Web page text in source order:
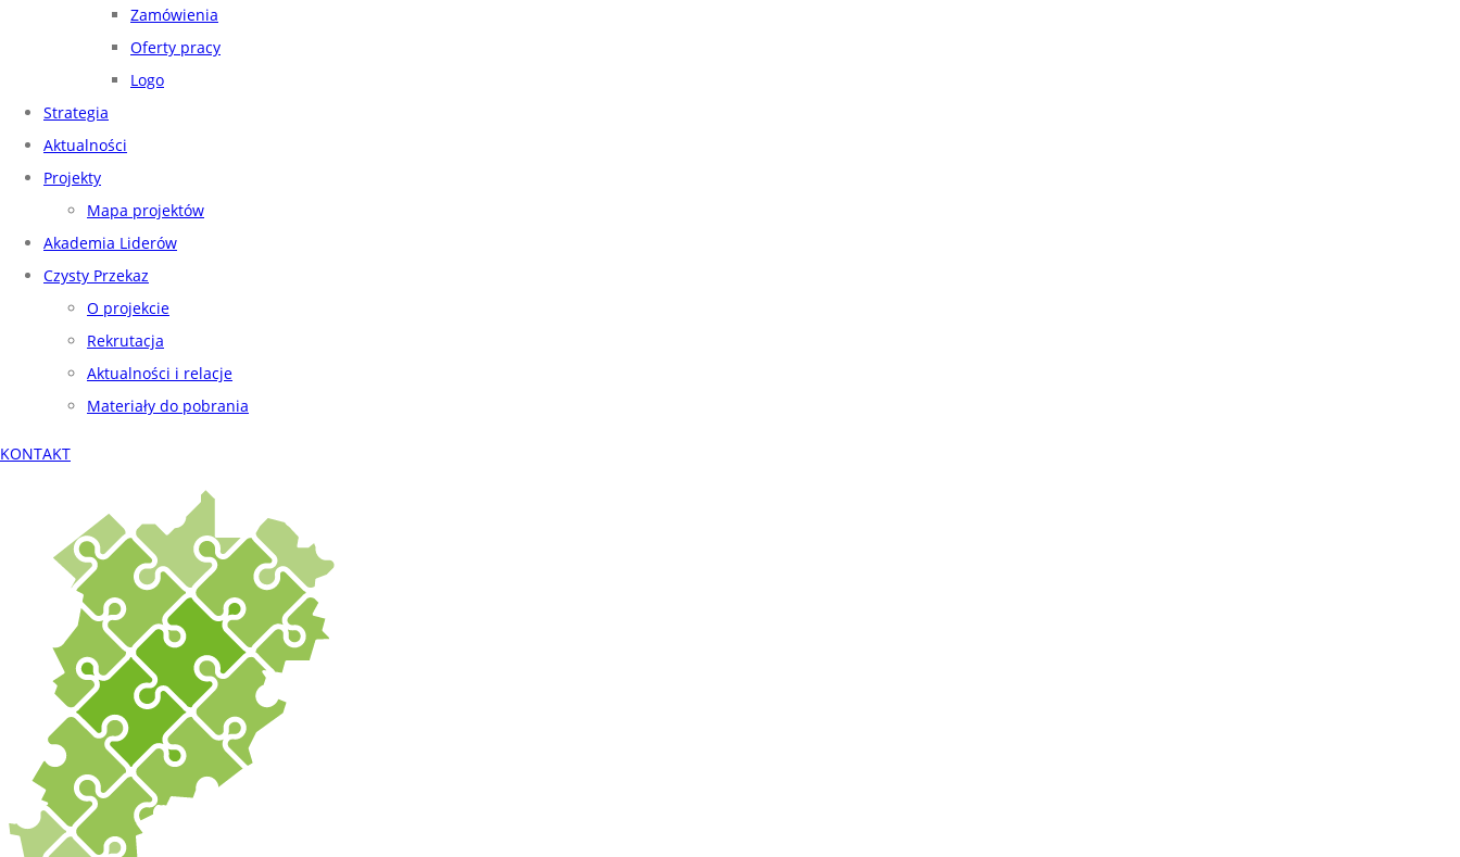
Zamówienia
Oferty pracy
Logo
Strategia
Aktualności
Projekty
Mapa projektów
Akademia Liderów
Czysty Przekaz
O projekcie
Rekrutacja
Aktualności i relacje
Materiały do pobrania
KONTAKT